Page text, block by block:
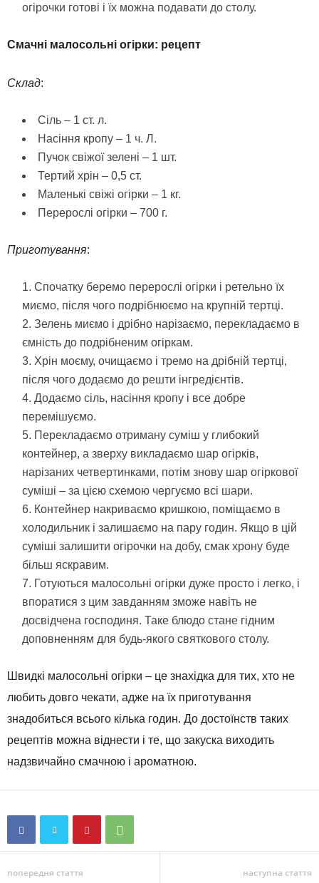
огірочки готові і їх можна подавати до столу.
Смачні малосольні огірки: рецепт
Склад:
Сіль – 1 ст. л.
Насіння кропу – 1 ч. Л.
Пучок свіжої зелені – 1 шт.
Тертий хрін – 0,5 ст.
Маленькі свіжі огірки – 1 кг.
Перерослі огірки – 700 г.
Приготування:
Спочатку беремо перерослі огірки і ретельно їх
миємо, після чого подрібнюємо на крупній тертці.
Зелень миємо і дрібно нарізаємо, перекладаємо в
ємність до подрібненим огіркам.
Хрін моєму, очищаємо і тремо на дрібній тертці,
після чого додаємо до решти інгредієнтів.
Додаємо сіль, насіння кропу і все добре
перемішуємо.
Перекладаємо отриману суміш у глибокий
контейнер, а зверху викладаємо шар огірків,
нарізаних четвертинками, потім знову шар огіркової
суміші – за цією схемою чергуємо всі шари.
Контейнер накриваємо кришкою, поміщаємо в
холодильник і залишаємо на пару годин. Якщо в цій
суміші залишити огірочки на добу, смак хрону буде
більш яскравим.
Готуються малосольні огірки дуже просто і легко, і
впоратися з цим завданням зможе навіть не
досвідчена господиня. Таке блюдо стане гідним
доповненням для будь-якого святкового столу.
Швидкі малосольні огірки – це знахідка для тих, хто не
любить довго чекати, адже на їх приготування
знадобиться всього кілька годин. До достоїнств таких
рецептів можна віднести і те, що закуска виходить
надзвичайно смачною і ароматною.
попередня стаття наступна стаття